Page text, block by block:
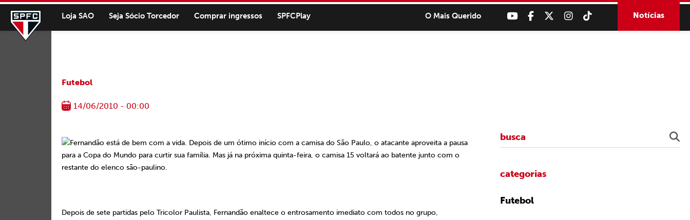
Loja SAO Seja Sócio Torcedor Comprar ingressos SPFCPlay O Mais Querido Notícias
Futebol
14/06/2010 - 00:00
Fernandão está de bem com a vida. Depois de um ótimo início com a camisa do São Paulo, o atacante aproveita a pausa
para a Copa do Mundo para curtir sua família. Mas já na próxima quinta-feira, o camisa 15 voltará ao batente junto com o
restante do elenco são-paulino.
Depois de sete partidas pelo Tricolor Paulista, Fernandão enaltece o entrosamento imediato com todos no grupo,
categorias
Futebol